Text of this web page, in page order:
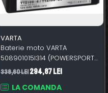
VARTA
Baterie moto VARTA
508901015I314 (POWERSPORTS
AGM)
338,60 Lei294,87 Lei
LA COMANDA